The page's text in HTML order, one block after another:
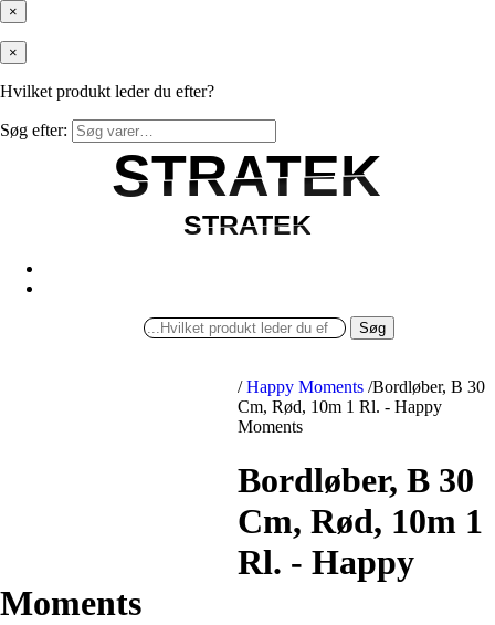
×
×
Hvilket produkt leder du efter?
Søg efter:
STRATEK
STRATEK
STRATEK
STRATEK
Søg
/ Happy Moments /Bordløber, B 30
Cm, Rød, 10m 1 Rl. - Happy
Moments
Bordløber, B 30
Cm, Rød, 10m 1
Rl. - Happy
Moments